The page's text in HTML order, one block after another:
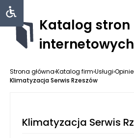
Katalog stron
internetowych
Strona główna›Katalog firm›Usługi›Opinie
Klimatyzacja Serwis Rzeszów
Klimatyzacja Serwis